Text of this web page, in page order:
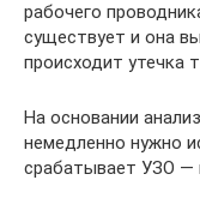
рабочего
существует и она
происходит утечка
На основании
немедленно нужно
срабатывает УЗО —